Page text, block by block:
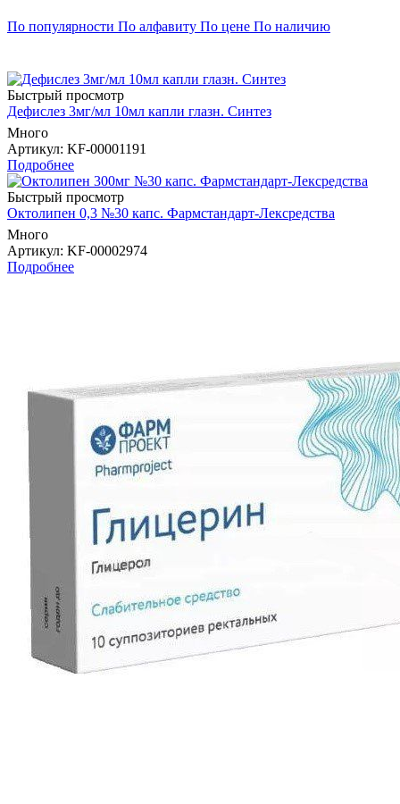
По популярности По алфавиту По цене По наличию
Быстрый просмотр
Дефислез 3мг/мл 10мл капли глазн. Синтез
Много
Артикул: KF-00001191
Подробнее
Быстрый просмотр
Октолипен 0,3 №30 капс. Фармстандарт-Лексредства
Много
Артикул: KF-00002974
Подробнее